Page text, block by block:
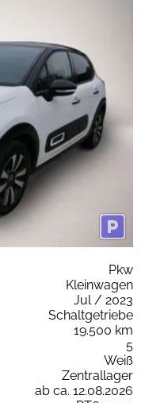
Pkw
Kleinwagen
Jul / 2023
Schaltgetriebe
19.500 km
5
Weiß
Zentrallager
ab ca. 12.08.2026